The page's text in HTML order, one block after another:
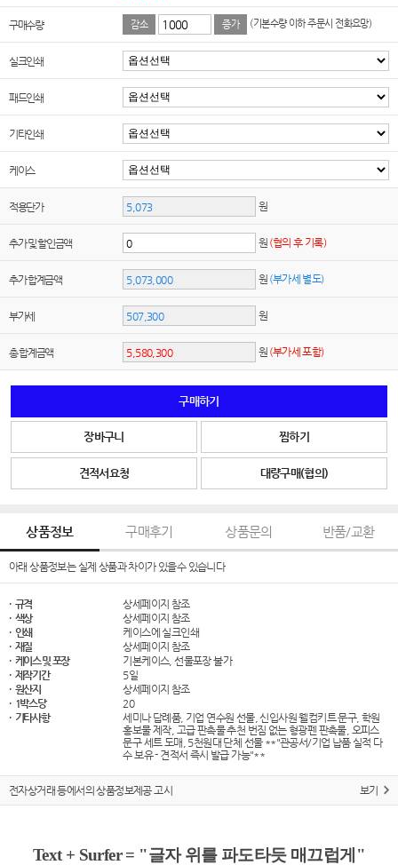
구매수량 감소 증가 (기본수량 이하 주문시 전화요망)
실크인쇄
패드인쇄
기타인쇄
케이스
적용단가 원
추가 및 할인금액 원 (협의 후 기록)
추가 합계금액 원 (부가세 별도)
부가세 원
총 합계금액 원 (부가세 포함)
구매하기
장바구니 찜하기
견적서요청 대량구매(협의)
상품정보 구매후기 상품문의 반품/교환
아래 상품정보는 실제 상품과 차이가 있을수 있습니다
· 규격
상세페이지 참조
· 색상
상세페이지 참조
· 인쇄
케이스에 실크인쇄
· 재질
상세페이지 참조
· 케이스 및 포장
기본케이스, 선물포장 불가
· 제작기간
5일
· 원산지
상세페이지 참조
· 1박스당
20
· 기타사항
세미나 답례품, 기업 연수원 선물, 신입사원 웰컴키트 문구, 학원
홍보물 제작, 고급 판촉물 추천 번짐 없는 형광펜 판촉물, 오피스
문구 세트 도매, 5천원대 단체 선물 **"관공서/기업 납품 실적 다
수 보유 - 견적서 즉시 발급 가능"**
전자상거래 등에서의 상품정보제공 고시 보기
Text + Surfer = "글자 위를 파도타듯 매끄럽게"